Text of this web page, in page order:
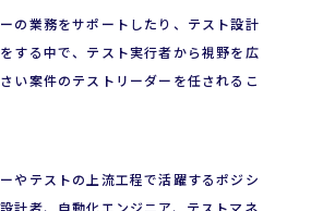
の業務をサポートしたり、テスト設計
する中で、テスト実行者から視野を広
い案件のテストリーダーを任されるこ
やテストの上流工程で活躍するポジシ
計者、自動化エンジニア、テストマネ